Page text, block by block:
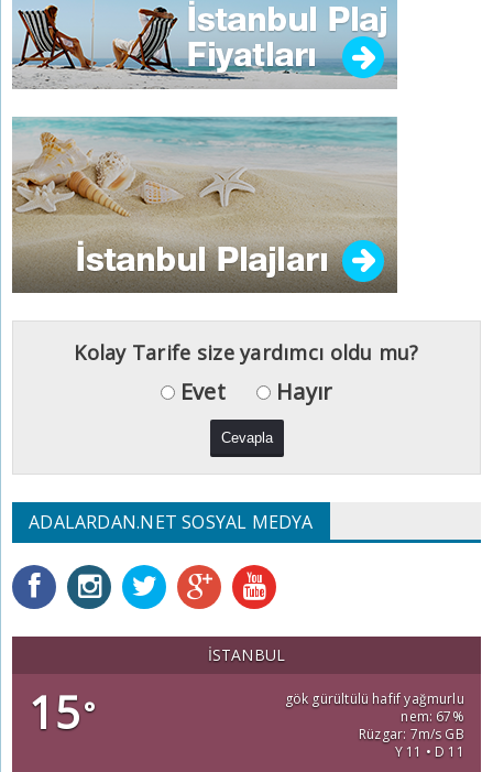
Kolay Tarife size yardımcı oldu mu?
Evet Hayır
ADALARDAN.NET SOSYAL MEDYA
İSTANBUL
15°
gök gürültülü hafif yağmurlu
nem: 67%
Rüzgar: 7m/s GB
Y 11 • D 11